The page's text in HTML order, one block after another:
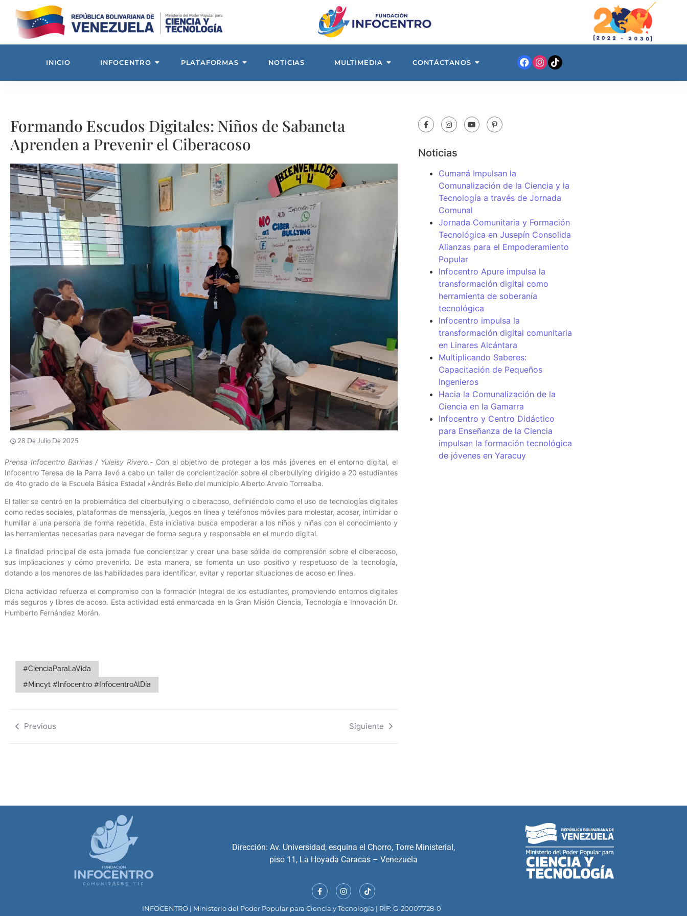
INICIO INFOCENTRO PLATAFORMAS NOTICIAS MULTIMEDIA CONTÁCTANOS
Formando Escudos Digitales: Niños de Sabaneta
Aprenden a Prevenir el Ciberacoso
28 De Julio De 2025
Prensa Infocentro Barinas / Yuleisy Rivero.-Con el objetivo de proteger a los más jóvenes en el entorno digital, el
Infocentro Teresa de la Parra llevó a cabo un taller de concientización sobre el ciberbullying dirigido a 20 estudiantes
de 4to grado de la Escuela Básica Estadal «Andrés Bello del municipio Alberto Arvelo Torrealba.
El taller se centró en la problemática del ciberbullying o ciberacoso, definiéndolo como el uso de tecnologías digitales
como redes sociales, plataformas de mensajería, juegos en línea y teléfonos móviles para molestar, acosar, intimidar o
humillar a una persona de forma repetida. Esta iniciativa busca empoderar a los niños y niñas con el conocimiento y
las herramientas necesarias para navegar de forma segura y responsable en el mundo digital.
La finalidad principal de esta jornada fue concientizar y crear una base sólida de comprensión sobre el ciberacoso,
sus implicaciones y cómo prevenirlo. De esta manera, se fomenta un uso positivo y respetuoso de la tecnología,
dotando a los menores de las habilidades para identificar, evitar y reportar situaciones de acoso en línea.
Dicha actividad refuerza el compromiso con la formación integral de los estudiantes, promoviendo entornos digitales
más seguros y libres de acoso. Esta actividad está enmarcada en la Gran Misión Ciencia, Tecnología e Innovación Dr.
Humberto Fernández Morán.
#CienciaParaLaVida
#Mincyt #Infocentro #InfocentroAlDía
Previous Siguiente
Noticias
Cumaná Impulsan la
Comunalización de la Ciencia y la
Tecnología a través de Jornada
Comunal
Jornada Comunitaria y Formación
Tecnológica en Jusepín Consolida
Alianzas para el Empoderamiento
Popular
Infocentro Apure impulsa la
transformación digital como
herramienta de soberanía
tecnológica
Infocentro impulsa la
transformación digital comunitaria
en Linares Alcántara
Multiplicando Saberes:
Capacitación de Pequeños
Ingenieros
Hacia la Comunalización de la
Ciencia en la Gamarra
Infocentro y Centro Didáctico
para Enseñanza de la Ciencia
impulsan la formación tecnológica
de jóvenes en Yaracuy
Dirección: Av. Universidad, esquina el Chorro, Torre Ministerial,
piso 11, La Hoyada Caracas – Venezuela
INFOCENTRO | Ministerio del Poder Popular para Ciencia y Tecnología | RIF: G-20007728-0